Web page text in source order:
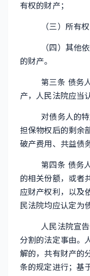
有权的财产；
（三）所有
（四）其他
的财产。
第三条 债务
产，人民法院应当
对债务人的
担保物权后的剩余
破产费用、共益债
第四条 债务
的相关份额，或者
应财产权利，以及
民法院均应认定为
人民法院宣
分割的法定事由。
解的，共有财产的
条的规定进行；基